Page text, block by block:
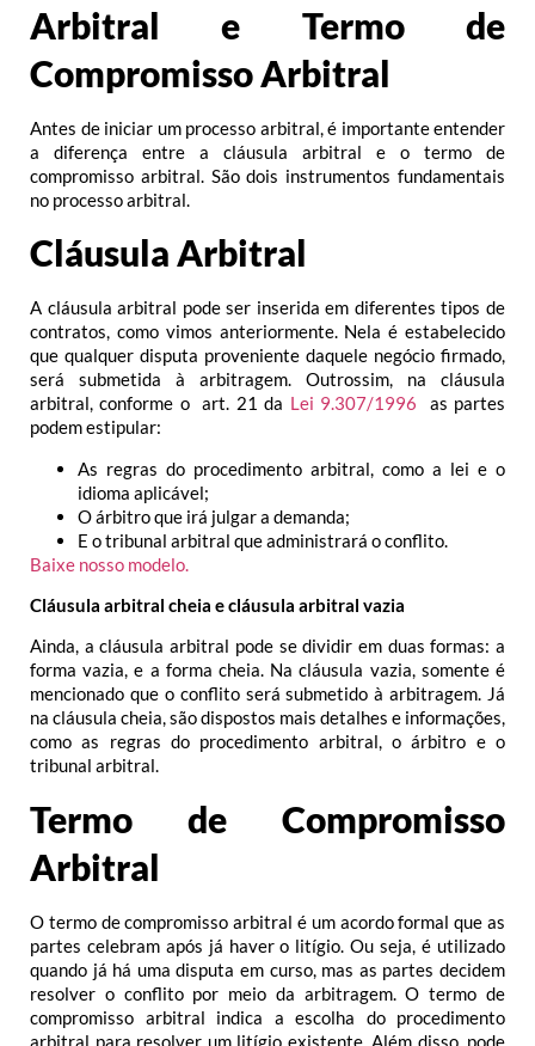
Arbitral e Termo de
Compromisso Arbitral
Antes de iniciar um processo arbitral, é importante entender
a diferença entre a cláusula arbitral e o termo de
compromisso arbitral. São dois instrumentos fundamentais
no processo arbitral.
Cláusula Arbitral
A cláusula arbitral pode ser inserida em diferentes tipos de
contratos, como vimos anteriormente. Nela é estabelecido
que qualquer disputa proveniente daquele negócio firmado,
será submetida à arbitragem. Outrossim, na cláusula
arbitral, conforme o art. 21 da Lei 9.307/1996 as partes
podem estipular:
As regras do procedimento arbitral, como a lei e o
idioma aplicável;
O árbitro que irá julgar a demanda;
E o tribunal arbitral que administrará o conflito.
Baixe nosso modelo.
Cláusula arbitral cheia e cláusula arbitral vazia
Ainda, a cláusula arbitral pode se dividir em duas formas: a
forma vazia, e a forma cheia. Na cláusula vazia, somente é
mencionado que o conflito será submetido à arbitragem. Já
na cláusula cheia, são dispostos mais detalhes e informações,
como as regras do procedimento arbitral, o árbitro e o
tribunal arbitral.
Termo de Compromisso
Arbitral
O termo de compromisso arbitral é um acordo formal que as
partes celebram após já haver o litígio. Ou seja, é utilizado
quando já há uma disputa em curso, mas as partes decidem
resolver o conflito por meio da arbitragem. O termo de
compromisso arbitral indica a escolha do procedimento
arbitral para resolver um litígio existente. Além disso, pode